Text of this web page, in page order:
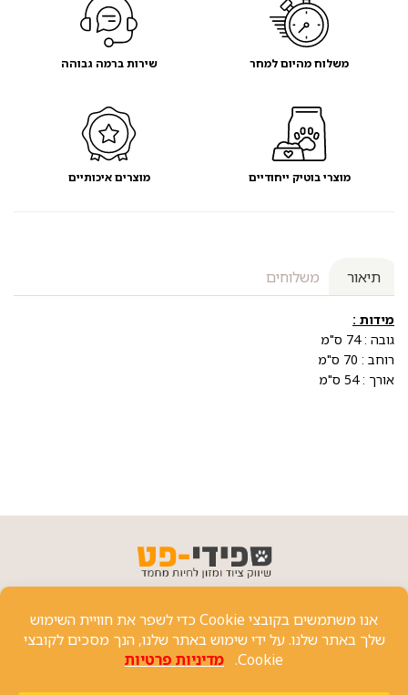
תיאור משלוחים
מידות :
גובה : 74 ס"מ
רוחב : 70 ס"מ
אורך : 54 ס"מ
משלוח מהיום למחר שירות ברמה גבוהה
מוצרי בוטיק ייחודיים מוצרים איכותיים